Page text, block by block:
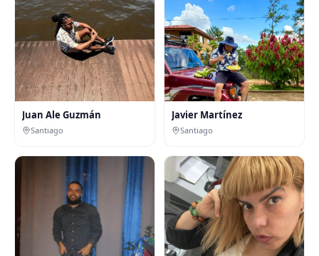
Juan Ale Guzmán
Santiago
Javier Martínez
Santiago